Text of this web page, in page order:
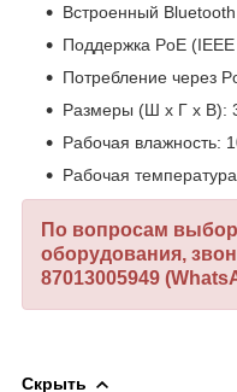
Встроенный
Поддержка PoE
Потребление через
Размеры (Ш x Г x В):
Рабочая влажность:
Рабочая
По вопросам
оборудования,
87013005949
Скрыть